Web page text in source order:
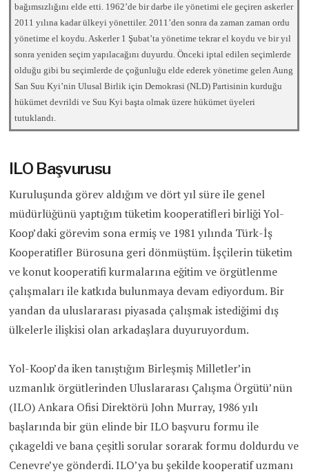
bağımsızlığını elde etti. 1962’de bir darbe ile yönetimi ele geçiren askerler
2011 yılına kadar ülkeyi yönettiler. 2011’den sonra da zaman zaman ordu
yönetime el koydu. Askerler 1 Şubat’ta yönetime tekrar el koydu ve bir yıl
sonra yeniden seçim yapılacağını duyurdu. Önceki iptal edilen seçimlerde
olduğu gibi bu seçimlerde de çoğunluğu elde ederek yönetime gelen Aung
San Suu Kyi’nin Ulusal Birlik için Demokrasi (NLD) Partisinin kurduğu
hükümet devrildi ve Suu Kyi başta olmak üzere hükümet üyeleri
tutuklandı.
ILO Başvurusu
Kuruluşunda görev aldığım ve dört yıl süre ile genel
müdürlüğünü yaptığım tüketim kooperatifleri birliği Yol-
Koop’daki görevim sona ermiş ve 1981 yılında Türk-İş
Kooperatifler Bürosuna geri dönmüştüm. İşçilerin tüketim
ve konut kooperatifi kurmalarına eğitim ve örgütlenme
çalışmaları ile katkıda bulunmaya devam ediyordum. Bir
yandan da uluslararası piyasada çalışmak istediğimi dış
ülkelerle ilişkisi olan arkadaşlara duyuruyordum.
Yol-Koop’da iken tanıştığım Birleşmiş Milletler’in
uzmanlık örgütlerinden Uluslararası Çalışma Örgütü’nün
(ILO) Ankara Ofisi Direktörü John Murray, 1986 yılı
başlarında bir gün elinde bir ILO başvuru formu ile
çıkageldi ve bana çeşitli sorular sorarak formu doldurdu ve
Cenevre’ye gönderdi. ILO’ya bu şekilde kooperatif uzmanı